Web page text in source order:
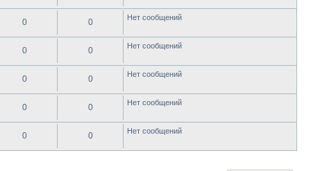
0 0 Нет сообщений
0 0 Нет сообщений
0 0 Нет сообщений
0 0 Нет сообщений
0 0 Нет сообщений